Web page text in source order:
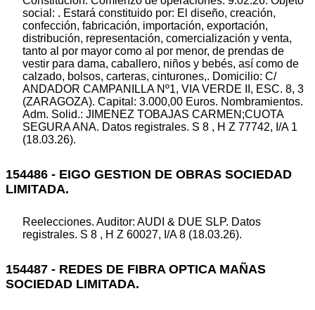
social: . Estará constituido por: El diseño, creación,
confección, fabricación, importación, exportación,
distribución, representación, comercialización y venta,
tanto al por mayor como al por menor, de prendas de
vestir para dama, caballero, niños y bebés, así como de
calzado, bolsos, carteras, cinturones,. Domicilio: C/
ANDADOR CAMPANILLA Nº1, VIA VERDE II, ESC. 8, 3
(ZARAGOZA). Capital: 3.000,00 Euros. Nombramientos.
Adm. Solid.: JIMENEZ TOBAJAS CARMEN;CUOTA
SEGURA ANA. Datos registrales. S 8 , H Z 77742, I/A 1
(18.03.26).
154486 - EIGO GESTION DE OBRAS SOCIEDAD
LIMITADA.
Reelecciones. Auditor: AUDI & DUE SLP. Datos
registrales. S 8 , H Z 60027, I/A 8 (18.03.26).
154487 - REDES DE FIBRA OPTICA MAÑAS
SOCIEDAD LIMITADA.